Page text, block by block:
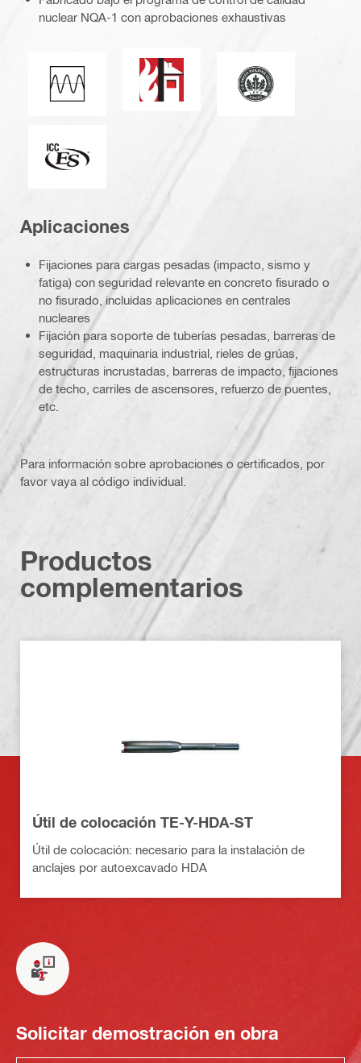
nuclear NQA-1 con aprobaciones exhaustivas
Carga de fatiga Resistencia contra incendios
Líderes en diseño
Aplicaciones
Fijaciones para cargas pesadas (impacto, sismo y
fatiga) con seguridad relevante en concreto fisurado o
no fisurado, incluidas aplicaciones en centrales
nucleares
Fijación para soporte de tuberías pesadas, barreras de
seguridad, maquinaria industrial, rieles de grúas,
estructuras incrustadas, barreras de impacto, fijaciones
de techo, carriles de ascensores, refuerzo de puentes,
etc.
Para información sobre aprobaciones o certificados, por
favor vaya al código individual.
Productos
complementarios
Útil de colocación TE-Y-HDA-ST
Útil de colocación: necesario para la instalación de
anclajes por autoexcavado HDA
Solicitar demostración en obra